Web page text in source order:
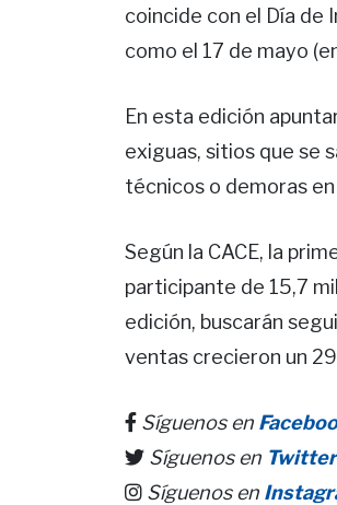
coincide con el Día de
como el 17 de mayo
En esta edición
exiguas, sitios que se
técnicos o demoras
Según la CACE, la
participante de 15,7
edición, buscarán
ventas crecieron un
Síguenos en
Síguenos en Twitter
Síguenos en